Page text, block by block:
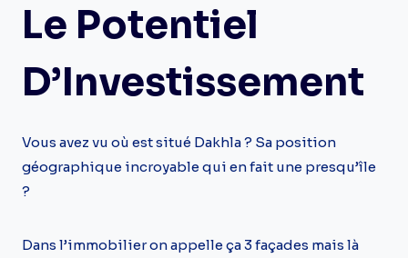
Le Potentiel
D’Investissement
Vous avez vu où est situé Dakhla ? Sa position
géographique incroyable qui en fait une presqu’île
?
Dans l’immobilier on appelle ça 3 façades mais là